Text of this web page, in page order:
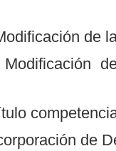
de
Modificación
de